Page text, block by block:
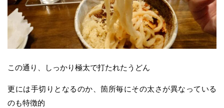
この通り、しっかり極太で打たれたうどん
更には手切りとなるのか、箇所毎にその太さが異なっている
のも特徴的